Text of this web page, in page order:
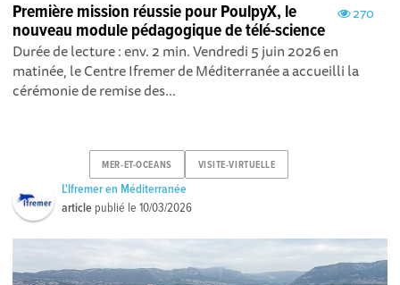
270
Première mission réussie pour PoulpyX, le
nouveau module pédagogique de télé-science
Durée de lecture : env. 2 min. Vendredi 5 juin 2026 en
matinée, le Centre Ifremer de Méditerranée a accueilli la
cérémonie de remise des...
MER-ET-OCEANS VISITE-VIRTUELLE
L'Ifremer en Méditerranée
article publié le10/03/2026